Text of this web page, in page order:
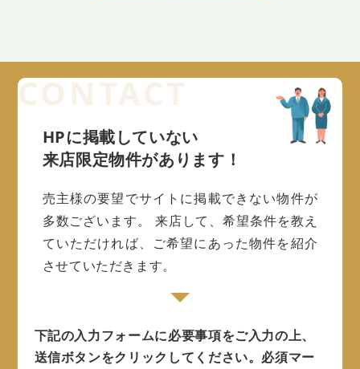
HPに掲載していない
来店限定物件があります！
売主様の要望でサイトに掲載できない物件が
多数ございます。
来店して、希望条件を教え
ていただければ、ご希望にあった物件を紹介
させていただきます。
下記の入力フォームに必要事項をご入力の上、
送信ボタンをクリックしてください。 必須マー